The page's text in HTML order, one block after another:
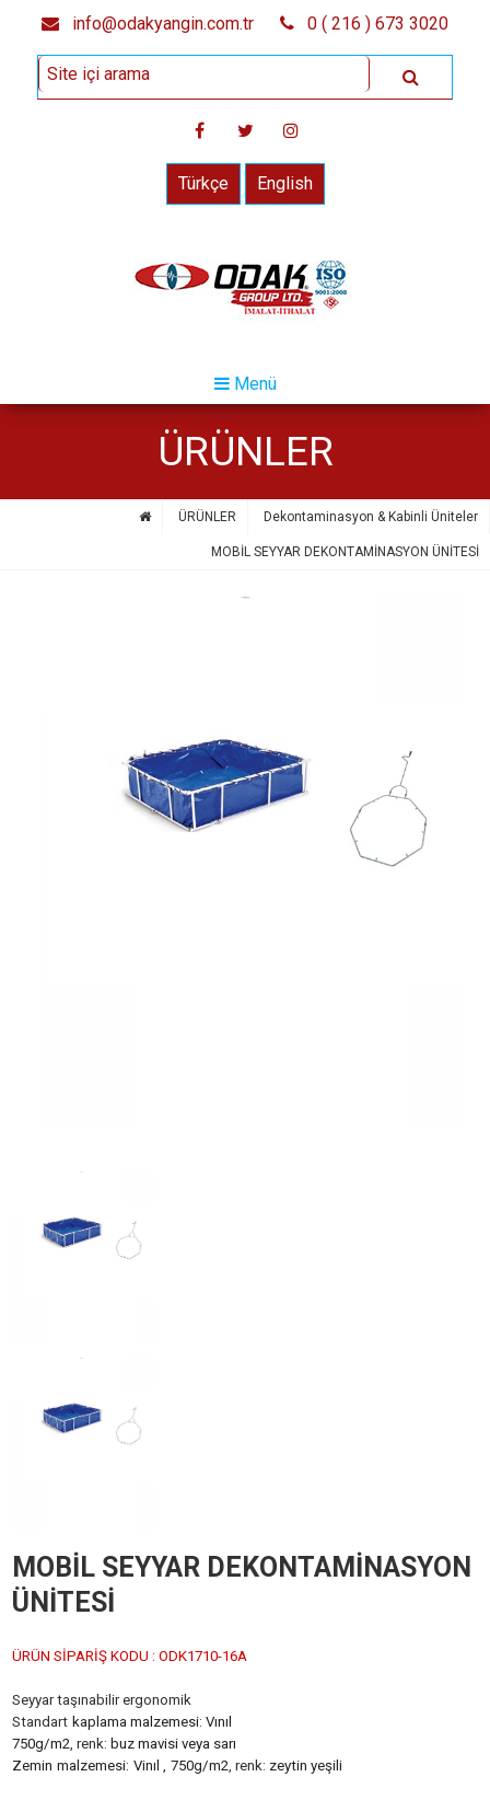
info@odakyangin.com.tr 0 ( 216 ) 673 3020
Türkçe English
Menü
ÜRÜNLER
ÜRÜNLER Dekontaminasyon & Kabinli Üniteler
MOBİL SEYYAR DEKONTAMİNASYON ÜNİTESİ
MOBİL SEYYAR DEKONTAMİNASYON
ÜNİTESİ
ÜRÜN SİPARİŞ KODU : ODK1710-16A
Seyyar taşınabilir ergonomik
Standart kaplama malzemesi:Vınıl
750g/m2, renk: buz mavisi veya sarı
Zemin malzemesi: Vinıl , 750g/m2, renk: zeytin yeşili